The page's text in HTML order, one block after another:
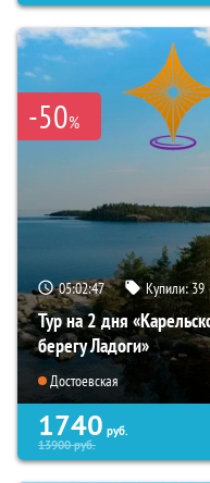
-50%
05:02:46 Купили:39
Тур на 2 дня
берегу Ладоги»
Достоевская
1740 руб.
13900руб.